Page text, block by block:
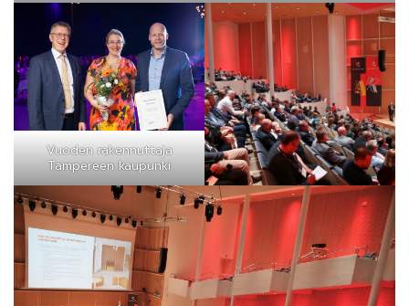
Vuoden rakennuttaja
Tampereen kaupunki